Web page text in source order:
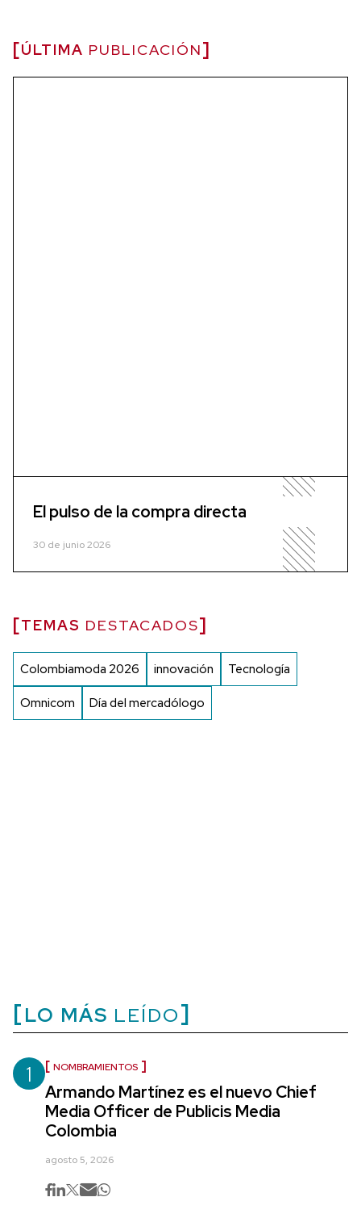
ÚLTIMA PUBLICACIÓN
El pulso de la compra directa
30 de junio 2026
TEMAS DESTACADOS
Colombiamoda 2026 innovación Tecnología
Omnicom Día del mercadólogo
LO MÁS LEÍDO
1 NOMBRAMIENTOS
Armando Martínez es el nuevo Chief
Media Officer de Publicis Media
Colombia
agosto 5, 2026